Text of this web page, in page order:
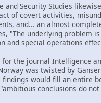
Security Studies
of covert activities,
and... an almost
"The underlying problem
and special operations
the journal Intelligence
was twisted by
would fill an entire
conclusions do